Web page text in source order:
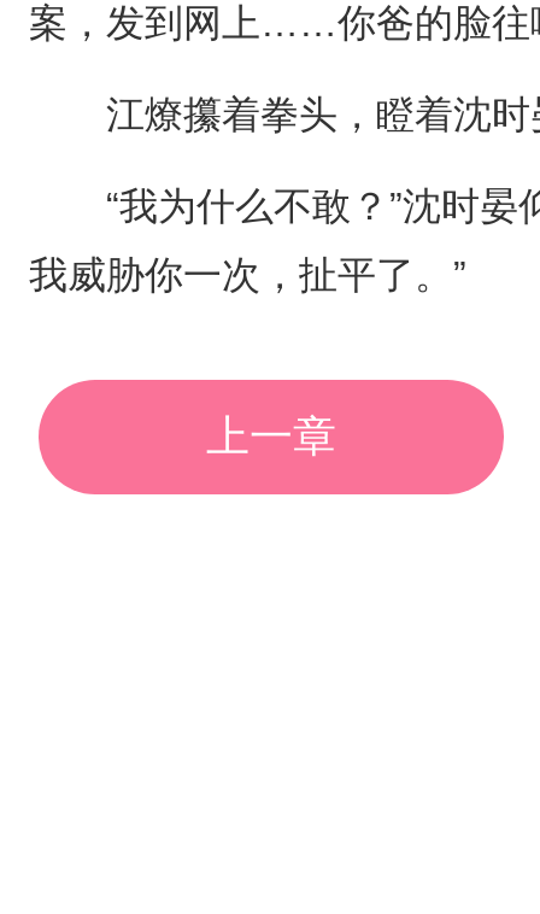
案，发到网上……你爸的脸往
江燎攥着拳头，瞪着沈时
“我为什么不敢？”沈时晏
我威胁你一次，扯平了。”
上一章